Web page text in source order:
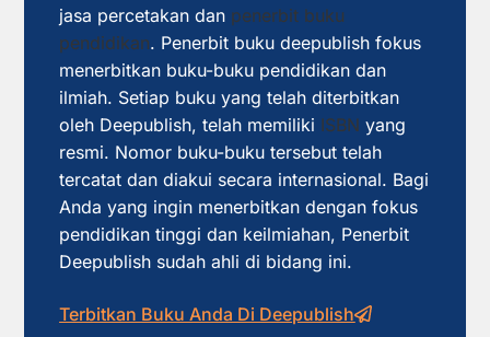
jasa percetakan dan penerbit buku
pendidikan. Penerbit buku deepublish fokus
menerbitkan buku-buku pendidikan dan
ilmiah. Setiap buku yang telah diterbitkan
oleh Deepublish, telah memiliki ISBN yang
resmi. Nomor buku-buku tersebut telah
tercatat dan diakui secara internasional. Bagi
Anda yang ingin menerbitkan dengan fokus
pendidikan tinggi dan keilmiahan, Penerbit
Deepublish sudah ahli di bidang ini.
Terbitkan Buku Anda Di Deepublish